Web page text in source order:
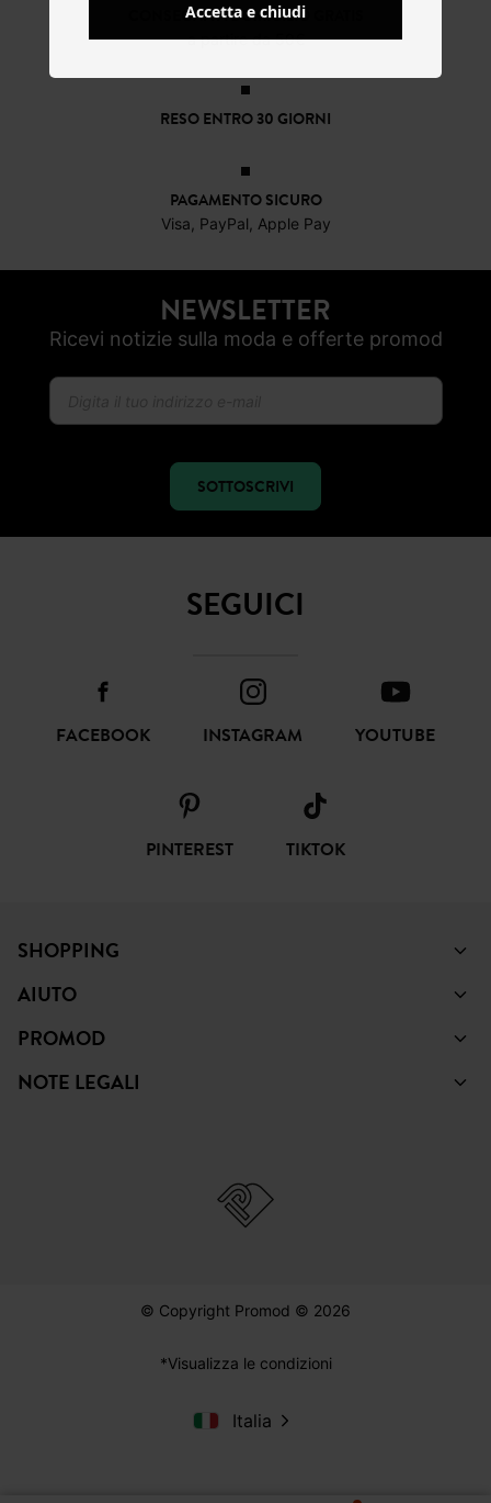
CONSEGNA A DOMICILIO GRATIS
a partire da 50€
RESO ENTRO 30 GIORNI
PAGAMENTO SICURO
Visa, PayPal, Apple Pay
NEWSLETTER
Ricevi notizie sulla moda e offerte promod
SOTTOSCRIVI
SEGUICI
FACEBOOK INSTAGRAM YOUTUBE
PINTEREST TIKTOK
SHOPPING
AIUTO
PROMOD
NOTE LEGALI
© Copyright Promod © 2026
*Visualizza le condizioni
Italia
Accetta e chiudi